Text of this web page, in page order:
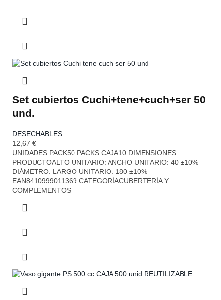
Set cubiertos Cuchi+tene+cuch+ser 50
und.
DESECHABLES
12,67 €
UNIDADES PACK50 PACKS CAJA10 DIMENSIONES
PRODUCTOALTO UNITARIO: ANCHO UNITARIO: 40 ±10%
DIÁMETRO: LARGO UNITARIO: 180 ±10%
EAN8410999011369 CATEGORÍACUBERTERÍA Y
COMPLEMENTOS